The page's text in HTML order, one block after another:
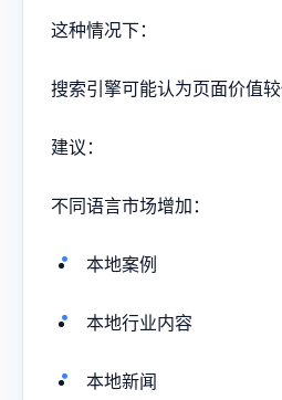
这种情况下：
搜索引擎可能认为页面价值较
建议：
不同语言市场增加：
本地案例
本地行业内容
本地新闻